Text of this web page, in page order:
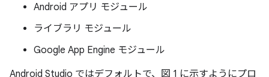
Android アプリ モジュール
ライブラリ モジュール
Google App Engine モジュール
Android Studio ではデフォルトで、図 1 に示すようにプロ